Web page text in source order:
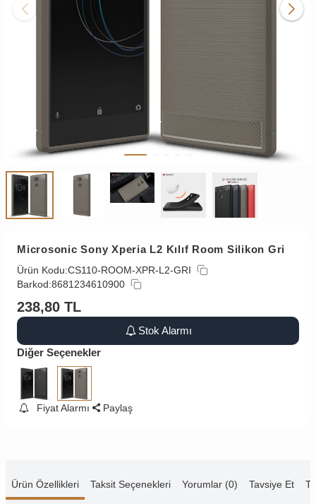
Microsonic Sony Xperia L2 Kılıf Room Silikon Gri
Ürün Kodu:CS110-ROOM-XPR-L2-GRI
Barkod:8681234610900
238,80 TL
Stok Alarmı
Diğer Seçenekler
Fiyat Alarmı Paylaş
Ürün Özellikleri Taksit Seçenekleri Yorumlar (0) Tavsiye Et